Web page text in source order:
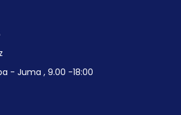
- Juma , 9.00 -18:00